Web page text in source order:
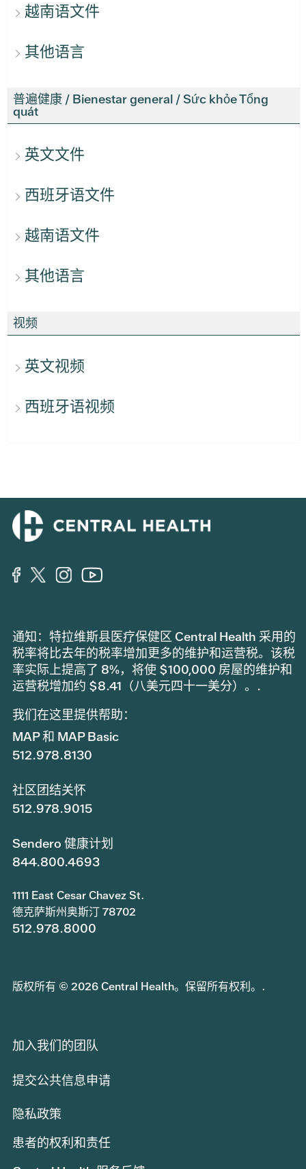
越南语文件
其他语言
普遍健康 / Bienestar general / Sức khỏe Tổng
quát
英文文件
西班牙语文件
越南语文件
其他语言
视频
英文视频
西班牙语视频
通知：特拉维斯县医疗保健区 Central Health 采用的
税率将比去年的税率增加更多的维护和运营税。该税
率实际上提高了 8%，将使 $100,000 房屋的维护和
运营税增加约 $8.41（八美元四十一美分）。.
我们在这里提供帮助：
MAP 和 MAP Basic
512.978.8130
社区团结关怀
512.978.9015
Sendero 健康计划
844.800.4693
1111 East Cesar Chavez St.
德克萨斯州奥斯汀 78702
512.978.8000
版权所有 © 2026 Central Health。保留所有权利。.
加入我们的团队
提交公共信息申请
隐私政策
患者的权利和责任